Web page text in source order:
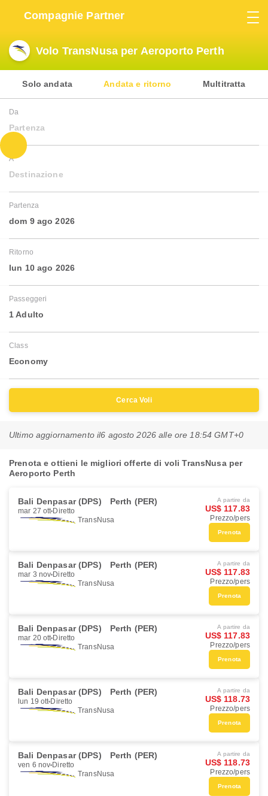
Compagnie Partner
Volo TransNusa per Aeroporto Perth
Solo andata Andata e ritorno Multitratta
Da
Partenza
A
Destinazione
Partenza
dom 9 ago 2026
Ritorno
lun 10 ago 2026
Passeggeri
1 Adulto
Class
Economy
Cerca Voli
Ultimo aggiornamento il6 agosto 2026 alle ore 18:54 GMT+0
Prenota e ottieni le migliori offerte di voli TransNusa per
Aeroporto Perth
Bali Denpasar (DPS) Perth (PER)
mar 27 ott Diretto
TransNusa
A partire da
US$ 117.83
Prezzo/pers
Prenota
Bali Denpasar (DPS) Perth (PER)
mar 3 nov Diretto
TransNusa
A partire da
US$ 117.83
Prezzo/pers
Prenota
Bali Denpasar (DPS) Perth (PER)
mar 20 ott Diretto
TransNusa
A partire da
US$ 117.83
Prezzo/pers
Prenota
Bali Denpasar (DPS) Perth (PER)
lun 19 ott Diretto
TransNusa
A partire da
US$ 118.73
Prezzo/pers
Prenota
Bali Denpasar (DPS) Perth (PER)
ven 6 nov Diretto
TransNusa
A partire da
US$ 118.73
Prezzo/pers
Prenota